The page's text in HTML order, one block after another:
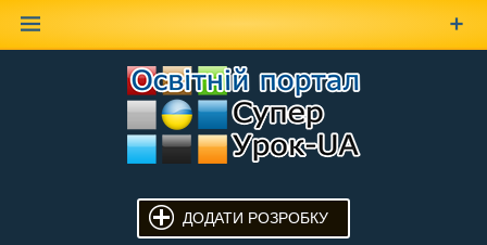
ДОДАТИ РОЗРОБКУ